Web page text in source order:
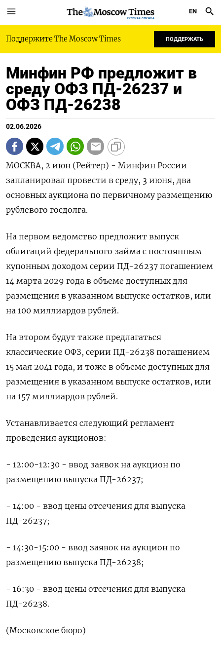
РУССКАЯ СЛУЖБА
EN
Поддержите The Moscow Times ПОДДЕРЖАТЬ
Минфин РФ предложит в
среду ОФЗ ПД-26237 и
ОФЗ ПД-26238
02.06.2026
МОСКВА, 2 июн (Рейтер) - Минфин России
запланировал провести в среду, 3 июня, ‌два
основных аукциона по первичному размещению
рублевого госдолга.
На первом ведомство предложит выпуск ​
облигаций ​федерального займа ​с постоянным
купонным ⁠доходом серии ‌ПД-26237 погашением
14 марта ‌2029 года в объеме доступных для ​
размещения в указанном выпуске ‌остатков, или
на 100 ​миллиардов рублей.
На втором будут также ‌предлагаться
классические ОФЗ, серии ПД-26238 погашением
15 мая 2041 года, ​и ​тоже ‌в объеме доступных для
размещения в ​указанном выпуске остатков, или
на 157 миллиардов рублей.
Устанавливается следующий регламент
проведения аукционов:
- 12:00-12:30 - ввод заявок на аукцион по
размещению выпуска ПД-26237;
- ​14:00 - ⁠ввод цены отсечения для выпуска
ПД-26237;
- 14:30-15:00 - ‌ввод заявок на аукцион ‌по
размещению выпуска ПД-26238;
- 16:30 - ​ввод цены отсечения для ‌выпуска
ПД-26238.
(Московское бюро)